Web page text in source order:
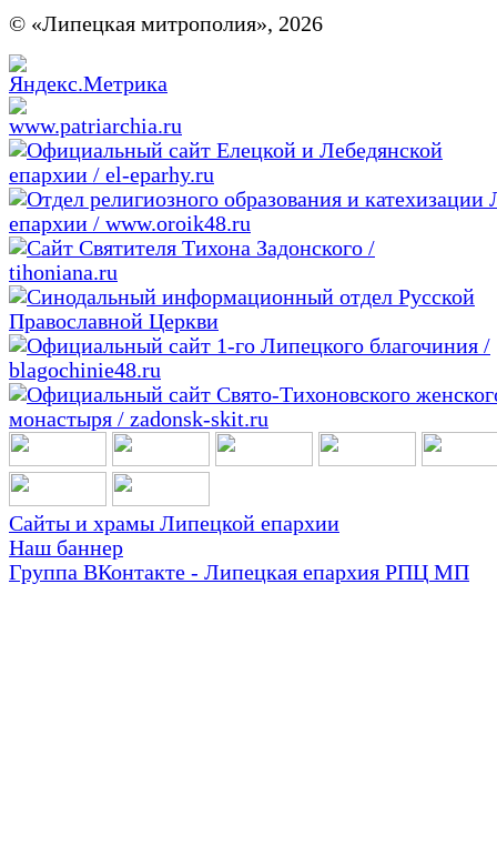
© «Липецкая митрополия», 2026
Сайты и храмы Липецкой епархии
Наш баннер
Группа ВКонтакте - Липецкая епархия РПЦ МП